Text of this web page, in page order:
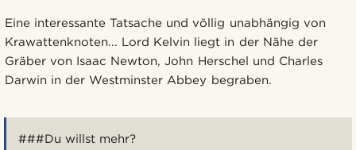
Eine interessante Tatsache und völlig unabhängig von
Krawattenknoten... Lord Kelvin liegt in der Nähe der
Gräber von Isaac Newton, John Herschel und Charles
Darwin in der Westminster Abbey begraben.
###Du willst mehr?